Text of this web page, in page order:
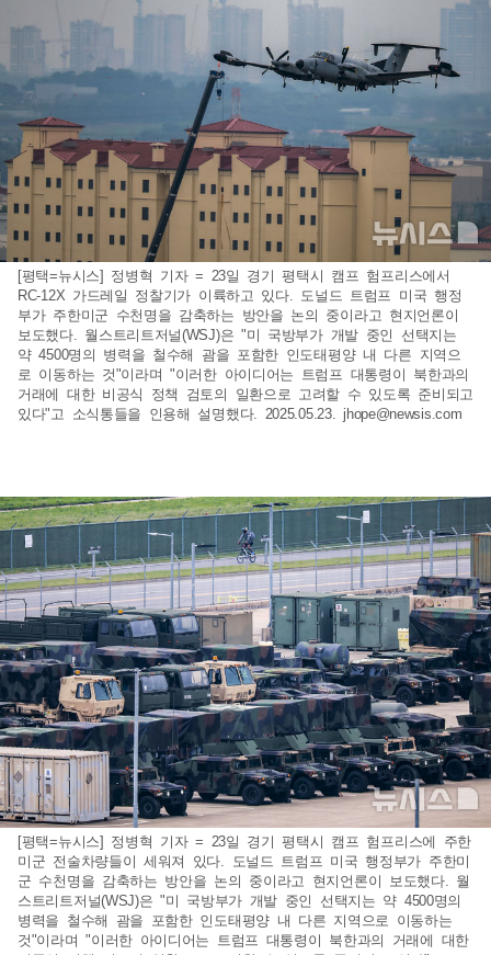
[평택=뉴시스] 정병혁 기자 = 23일 경기 평택시 캠프 험프리스에서
RC-12X 가드레일 정찰기가 이륙하고 있다. 도널드 트럼프 미국 행정
부가 주한미군 수천명을 감축하는 방안을 논의 중이라고 현지언론이
보도했다. 월스트리트저널(WSJ)은 "미 국방부가 개발 중인 선택지는
약 4500명의 병력을 철수해 괌을 포함한 인도태평양 내 다른 지역으
로 이동하는 것"이라며 "이러한 아이디어는 트럼프 대통령이 북한과의
거래에 대한 비공식 정책 검토의 일환으로 고려할 수 있도록 준비되고
있다"고 소식통들을 인용해 설명했다. 2025.05.23. jhope@newsis.com
[평택=뉴시스] 정병혁 기자 = 23일 경기 평택시 캠프 험프리스에 주한
미군 전술차량들이 세워져 있다. 도널드 트럼프 미국 행정부가 주한미
군 수천명을 감축하는 방안을 논의 중이라고 현지언론이 보도했다. 월
스트리트저널(WSJ)은 "미 국방부가 개발 중인 선택지는 약 4500명의
병력을 철수해 괌을 포함한 인도태평양 내 다른 지역으로 이동하는
것"이라며 "이러한 아이디어는 트럼프 대통령이 북한과의 거래에 대한